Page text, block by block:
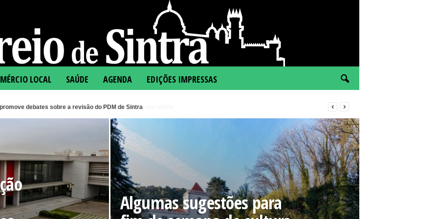
LOCAL SAÚDE AGENDA EDIÇÕES IMPRESSAS
para fim de semana de cultura e tradição em Sintra
Algumas sugestões para